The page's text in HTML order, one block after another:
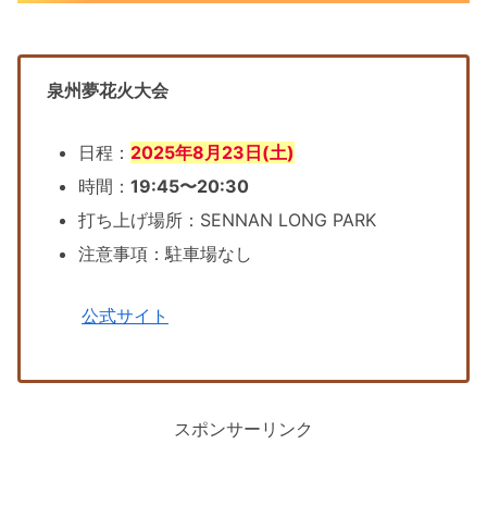
泉州夢花火大会
日程： 2025年8月23日(土)
時間：19:45〜20:30
打ち上げ場所：SENNAN LONG PARK
注意事項：駐車場なし
公式サイト
スポンサーリンク